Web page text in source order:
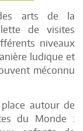
arts de la
de visites
niveaux
ludique et
méconnu
autour de
du Monde :